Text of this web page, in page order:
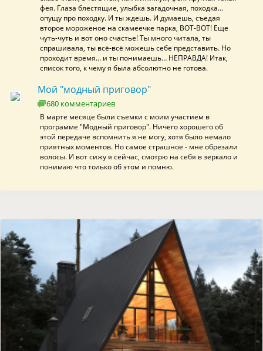
фея. Глаза блестящие, улыбка загадочная, походка…
опущу про походку. И ты ждешь. И думаешь, съедая
второе мороженое на скамеечке парка, ВОТ-ВОТ! Еще
чуть-чуть и вот оно счастье! Ты много читала, ты
спрашивала, ты всё-всё можешь себе представить. Но
проходит время… и ты понимаешь… НЕПРАВДА! Итак,
список того, к чему я была абсолютно не готова.
Мой "модный приговор"
680 комментариев
В марте месяце были съемки с моим участием в
программе "Модный приговор". Ничего хорошего об
этой передаче вспомнить я не могу, хотя было немало
приятных моментов. Но самое страшное - мне обрезали
волосы. И вот сижу я сейчас, смотрю на себя в зеркало и
понимаю что только об этом и помню.